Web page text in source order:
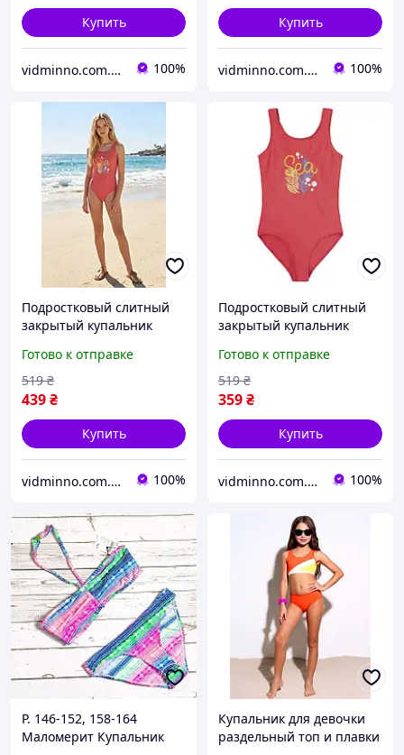
Купить
vidminno.com.ua - відмінний одяг для всієї родини 100%
Купить
vidminno.com.ua - відмінний одяг для всієї родини 100%
Подростковый слитный
закрытый купальник
р.158-164, 12-14 лет
Готово к отправке
439₴
519 ₴
Купить
vidminno.com.ua - відмінний одяг для всієї родини 100%
Подростковый слитный
закрытый купальник
р.158-164, 12-14 лет
Готово к отправке
359₴
519 ₴
Купить
vidminno.com.ua - відмінний одяг для всієї родини 100%
Р. 146-152, 158-164
Маломерит Купальник
Купальник для девочки
раздельный топ и плавки